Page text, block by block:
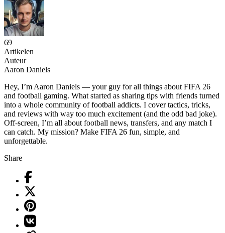
69
Artikelen
Auteur
Aaron Daniels
Hey, I’m Aaron Daniels — your guy for all things about FIFA 26
and football gaming. What started as sharing tips with friends turned
into a whole community of football addicts. I cover tactics, tricks,
and reviews with way too much excitement (and the odd bad joke).
Off-screen, I’m all about football news, transfers, and any match I
can catch. My mission? Make FIFA 26 fun, simple, and
unforgettable.
Share